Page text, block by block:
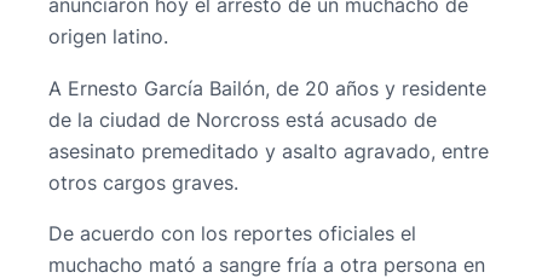
anunciaron hoy el arresto de un muchacho de
origen latino.
A Ernesto García Bailón, de 20 años y residente
de la ciudad de Norcross está acusado de
asesinato premeditado y asalto agravado, entre
otros cargos graves.
De acuerdo con los reportes oficiales el
muchacho mató a sangre fría a otra persona en